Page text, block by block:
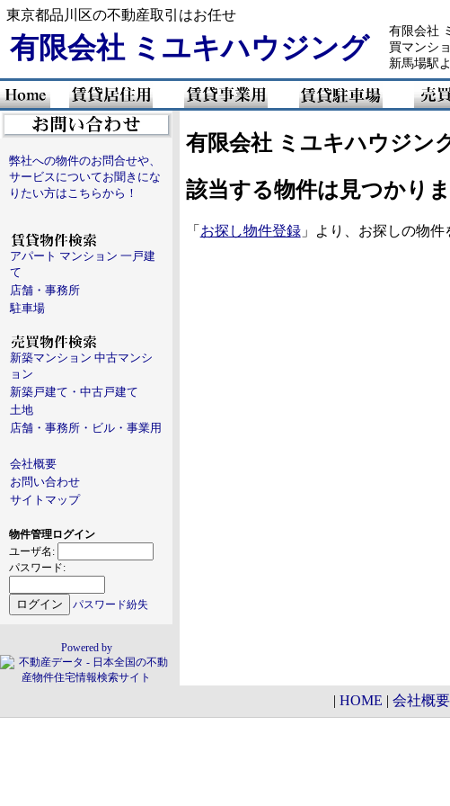
東京都品川区の不動産取引はお任せ
有限会社 ミユキハウジング
有限会社
買マンシ
新馬場駅
弊社への物件のお問合せや、
サービスについてお聞きにな
りたい方はこちらから！
アパート マンション 一戸建
て
店舗・事務所
駐車場
新築マンション 中古マンシ
ョン
新築戸建て・中古戸建て
土地
店舗・事務所・ビル・事業用
会社概要
お問い合わせ
サイトマップ
物件管理ログイン
ユーザ名:
パスワード:
パスワード紛失
Powered by
有限会社 ミユキハウジン
該当する物件は見つかり
「 お探し物件登録」より、お探しの物件
| HOME | 会社概要